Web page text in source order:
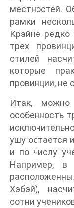
местностей.
рамки
Крайне редко
трех
стилей
которые
провинции, не
Итак, можно
особенность
ушу остается
и по числу
Например, в
Хэбэй),
сотни